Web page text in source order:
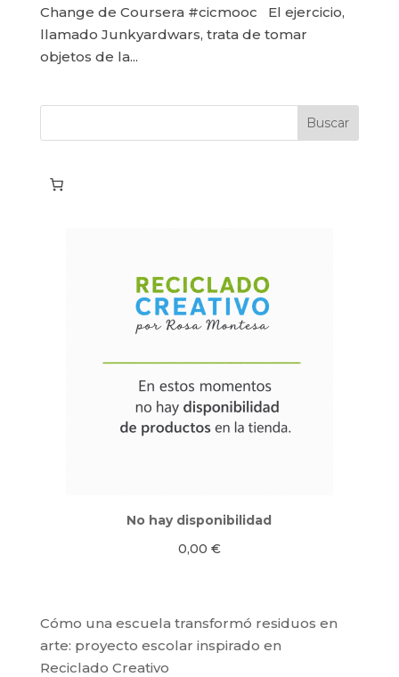
Change de Coursera #cicmooc El ejercicio,
llamado Junkyardwars, trata de tomar
objetos de la...
No hay disponibilidad
0,00 €
Cómo una escuela transformó residuos en
arte: proyecto escolar inspirado en
Reciclado Creativo